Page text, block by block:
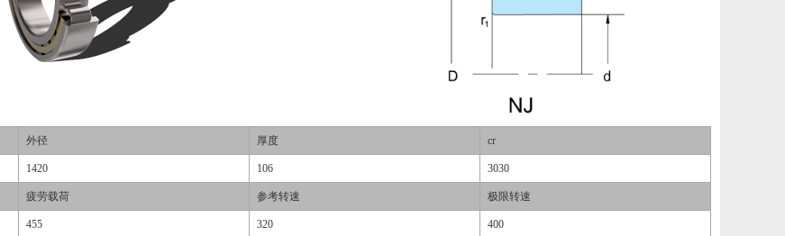
外径 厚度 cr
1420 106 3030
疲劳载荷 参考转速 极限转速
455 320 400